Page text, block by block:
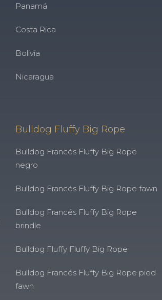
Panamá
Costa Rica
Bolivia
Nicaragua
Bulldog Fluffy Big Rope
Bulldog Francés Fluffy Big Rope
negro
Bulldog Francés Fluffy Big Rope fawn
Bulldog Francés Fluffy Big Rope
brindle
Bulldog Fluffy Fluffy Big Rope
Bulldog Francés Fluffy Big Rope pied
fawn